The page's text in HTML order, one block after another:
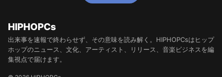
HIPHOPCs
出来事を速報で終わらせず、その意味を読み解く。HIPHOPCsはヒップ
ホップのニュース、文化、アーティスト、リリース、音楽ビジネスを編
集視点で届けます。